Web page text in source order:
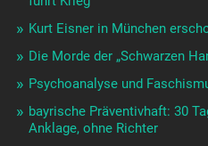
Kurt Eisner in München
Die Morde der „Schwarzen
Psychoanalyse und
bayrische Präventivhaft: 30
Anklage, ohne Richter